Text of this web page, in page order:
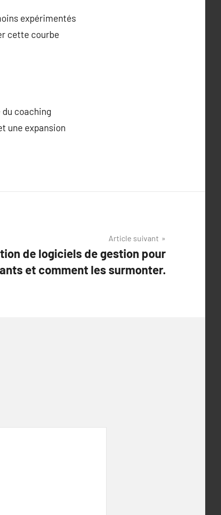
expérimentés
cette courbe
coaching
une expansion
Article suivant
de logiciels de gestion pour
et comment les surmonter.